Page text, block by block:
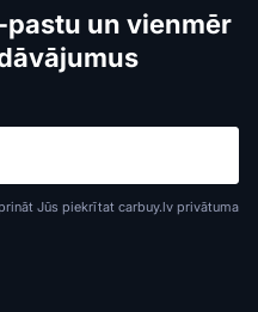
pastu un vienmēr
Jūs piekrītat carbuy.lv privātuma